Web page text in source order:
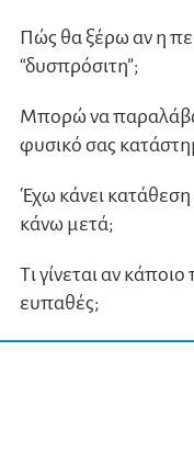
Πώς θα ξέρω αν η
“δυσπρόσιτη”;
Μπορώ να
φυσικό σας
Έχω κάνει
κάνω μετά;
Τι γίνεται αν
ευπαθές;